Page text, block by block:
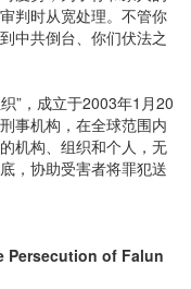
判时从宽处理。不管你
中共倒台、你们伏法之
”，成立于2003年1月20
事机构，在全球范围内
机构、组织和个人，无
，协助受害者将罪犯送
Persecution of Falun